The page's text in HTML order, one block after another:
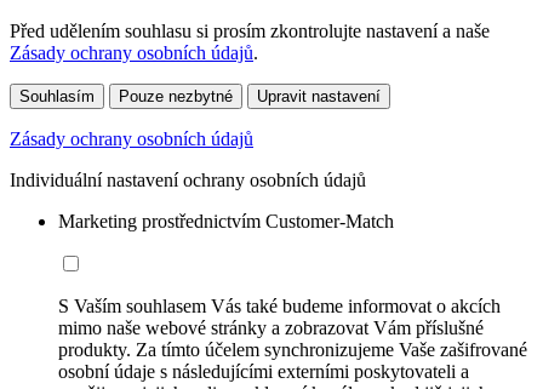
Před udělením souhlasu si prosím zkontrolujte nastavení a naše
Zásady ochrany osobních údajů.
Souhlasím Pouze nezbytné Upravit nastavení
Zásady ochrany osobních údajů
Individuální nastavení ochrany osobních údajů
Marketing prostřednictvím Customer-Match
S Vaším souhlasem Vás také budeme informovat o akcích
mimo naše webové stránky a zobrazovat Vám příslušné
produkty. Za tímto účelem synchronizujeme Vaše zašifrované
osobní údaje s následujícími externími poskytovateli a